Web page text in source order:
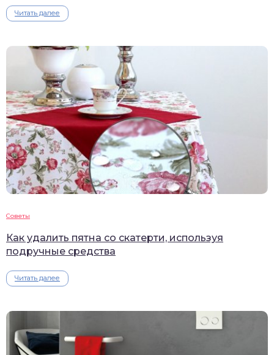
Читать далее
Советы
Как удалить пятна со скатерти, используя
подручные средства
Читать далее